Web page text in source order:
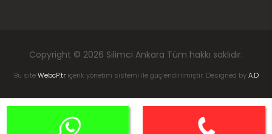
Copyright © 2026 Silimci Ankara Tüm hakkı saklıdır.
Bu siteWebcP.triçerik yönetim sistemi ile güçlendirilmiştir. Designed byA.D